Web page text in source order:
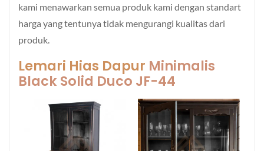
kami menawarkan semua produk kami dengan standart
harga yang tentunya tidak mengurangi kualitas dari
produk.
Lemari Hias Dapur Minimalis
Black Solid Duco JF-44